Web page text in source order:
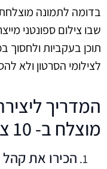
בדומה לתמונה מוצלחת,
שבו צילום ספונטני
תוכן בעקביות ולחסוך
לצילומי הסרטון ולא
המדריך
מוצלח ב- 10 צעדים
הכירו את